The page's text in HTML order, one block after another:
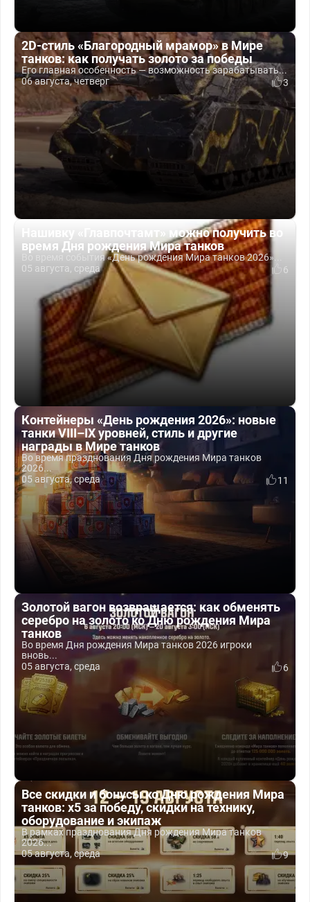
2D-стиль «Благородный мрамор» в Мире
танков: как получать золото за победы
Его главная особенность — возможность зарабатывать...
06 августа, четверг
3
Нашивку «Главпочтамт» можно получить во
время Дня рождения Мира танков
Во время события «День рождения Мира танков 2026»...
05 августа, среда
6
Контейнеры «День рождения 2026»: новые
танки VIII–IX уровней, стиль и другие
награды в Мире танков
Во время празднования Дня рождения Мира танков
2026...
05 августа, среда
11
Золотой вагон возвращается: как обменять
серебро на золото ко Дню рождения Мира
танков
Во время Дня рождения Мира танков 2026 игроки
вновь...
05 августа, среда
6
Все скидки и бонусы ко Дню рождения Мира
танков: x5 за победу, скидки на технику,
оборудование и экипаж
В рамках празднования Дня рождения Мира танков
2026...
05 августа, среда
9